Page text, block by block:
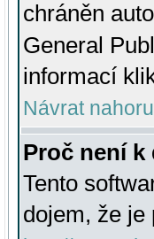
chráněn
General
informací
Návrat nahoru
Proč není k
Tento
dojem, že je